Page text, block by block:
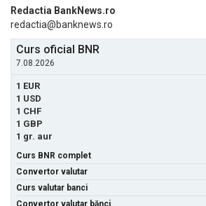
Redactia BankNews.ro
redactia@banknews.ro
Curs oficial BNR
7.08.2026
1 EUR
1 USD
1 CHF
1 GBP
1 gr. aur
Curs BNR complet
Convertor valutar
Curs valutar banci
Convertor valutar bănci